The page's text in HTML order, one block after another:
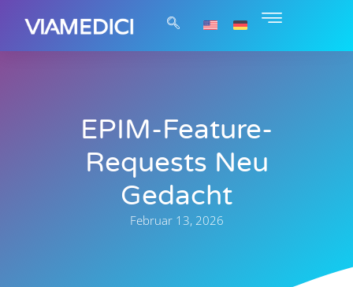
EPIM-Feature-
Requests Neu
Gedacht
Februar 13, 2026